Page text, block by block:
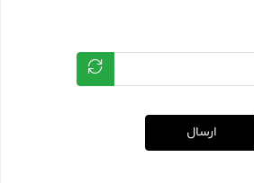
ارسال